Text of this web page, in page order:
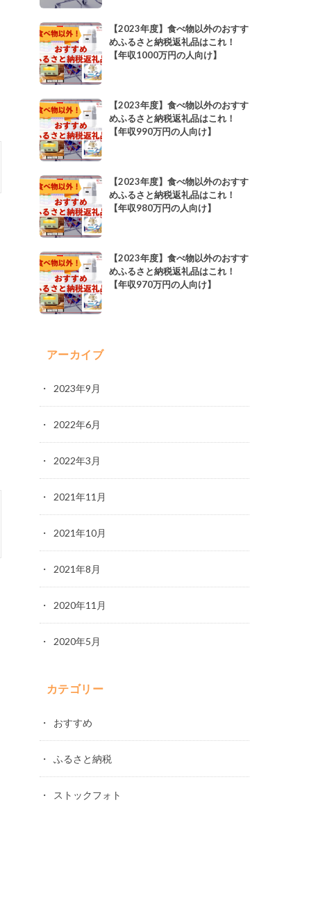
【2023年度】食べ物以外のおすす
めふるさと納税返礼品はこれ！
【年収1000万円の人向け】
【2023年度】食べ物以外のおすす
めふるさと納税返礼品はこれ！
【年収990万円の人向け】
【2023年度】食べ物以外のおすす
めふるさと納税返礼品はこれ！
【年収980万円の人向け】
【2023年度】食べ物以外のおすす
めふるさと納税返礼品はこれ！
【年収970万円の人向け】
アーカイブ
2023年9月
2022年6月
2022年3月
2021年11月
2021年10月
2021年8月
2020年11月
2020年5月
カテゴリー
おすすめ
ふるさと納税
ストックフォト